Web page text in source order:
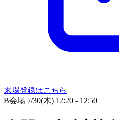
来場登録はこちら
B会場 7/30(木) 12:20 - 12:50